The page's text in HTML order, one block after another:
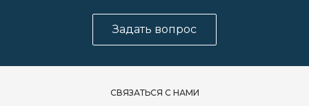
Задать вопрос
СВЯЗАТЬСЯ С НАМИ